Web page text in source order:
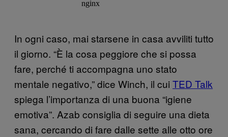
In ogni caso, mai starsene in casa avviliti tutto
il giorno. “È la cosa peggiore che si possa
fare, perché ti accompagna uno stato
mentale negativo,” dice Winch, il cui TED Talk
spiega l’importanza di una buona “igiene
emotiva”. Azab consiglia di seguire una dieta
sana, cercando di fare dalle sette alle otto ore